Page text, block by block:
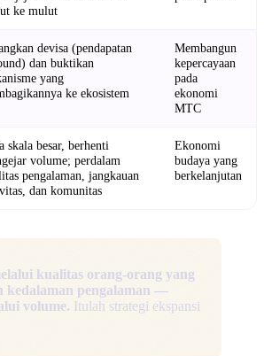
ke mulut
devisa (pendapatan
dan buktikan
yang
ke ekosistem
Membangun
kepercayaan
pada
ekonomi
MTC
skala besar, berhenti
volume; perdalam
pengalaman, jangkauan
dan komunitas
Ekonomi
budaya yang
berkelanjutan
kualitas orang-orang yang
kedalaman pengalaman —
volume. Itulah strategi ekspansi